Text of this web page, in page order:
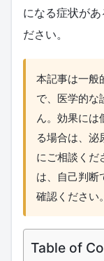
になる症状が
ださい。
本記事は一般
で、医学的な
ん。効果には
る場合は、泌
にご相談くだ
は、自己判断
確認ください。
Table of